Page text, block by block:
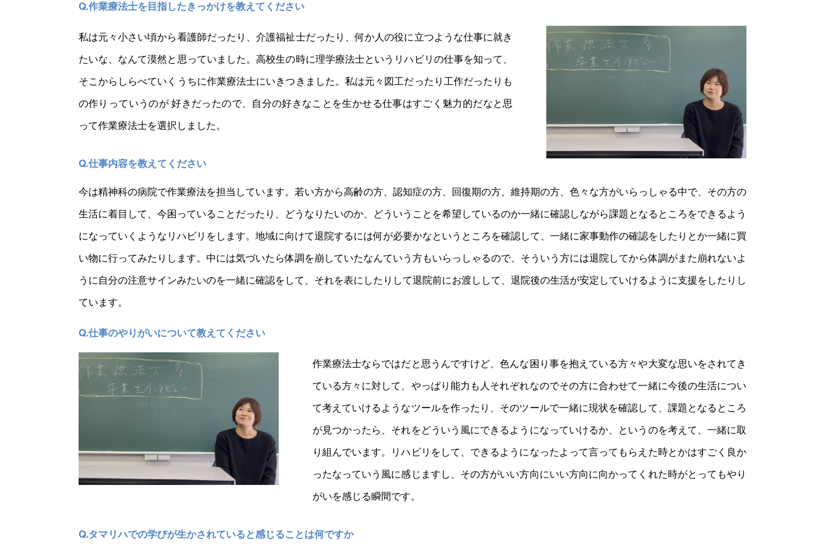
Q.作業療法士を目指したきっかけを教えてください
私は元々小さい頃から看護師だったり、介護福祉士だったり、何か人の役に立つような仕事に就き
たいな、なんて漠然と思っていました。高校生の時に理学療法士というリハビリの仕事を知って、
そこからしらべていくうちに作業療法士にいきつきました。私は元々図工だったり工作だったりも
の作りっていうのが 好きだったので、自分の好きなことを生かせる仕事はすごく魅力的だなと思
って作業療法士を選択しました。
Q.仕事内容を教えてください
今は精神科の病院で作業療法を担当しています。若い方から高齢の方、認知症の方、回復期の方、維持期の方、色々な方がいらっしゃる中で、その方の
生活に着目して、今困っていることだったり、どうなりたいのか、どういうことを希望しているのか一緒に確認しながら課題となるところをできるよう
になっていくようなリハビリをします。地域に向けて退院するには何が必要かなというところを確認して、一緒に家事動作の確認をしたりとか一緒に買
い物に行ってみたりします。中には気づいたら体調を崩していたなんていう方もいらっしゃるので、そういう方には退院してから体調がまた崩れないよ
うに自分の注意サインみたいのを一緒に確認をして、それを表にしたりして退院前にお渡しして、退院後の生活が安定していけるように支援をしたりし
ています。
Q.仕事のやりがいについて教えてください
作業療法士ならではだと思うんですけど、色んな困り事を抱えている方々や大変な思いをされてき
ている方々に対して、やっぱり能力も人それぞれなのでその方に合わせて一緒に今後の生活につい
て考えていけるようなツールを作ったり、そのツールで一緒に現状を確認して、課題となるところ
が見つかったら、それをどういう風にできるようになっていけるか、というのを考えて、一緒に取
り組んでいます。リハビリをして、できるようになったよって言ってもらえた時とかはすごく良か
ったなっていう風に感じますし、その方がいい方向にいい方向に向かってくれた時がとってもやり
がいを感じる瞬間です。
Q.タマリハでの学びが生かされていると感じることは何ですか